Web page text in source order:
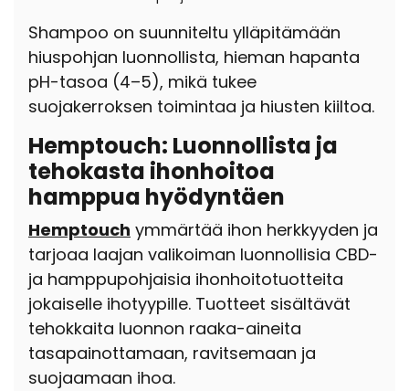
Shampoo on suunniteltu ylläpitämään
hiuspohjan luonnollista, hieman hapanta
pH-tasoa (4–5), mikä tukee
suojakerroksen toimintaa ja hiusten kiiltoa.
Hemptouch: Luonnollista ja
tehokasta ihonhoitoa
hamppua hyödyntäen
Hemptouch ymmärtää ihon herkkyyden ja
tarjoaa laajan valikoiman luonnollisia CBD-
ja hamppupohjaisia ihonhoitotuotteita
jokaiselle ihotyypille. Tuotteet sisältävät
tehokkaita luonnon raaka-aineita
tasapainottamaan, ravitsemaan ja
suojaamaan ihoa.